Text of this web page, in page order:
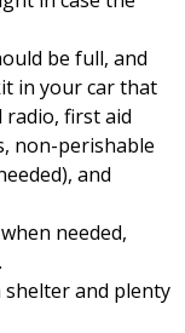
be full, and
in your car that
first aid
non-perishable
and
needed,
shelter and plenty